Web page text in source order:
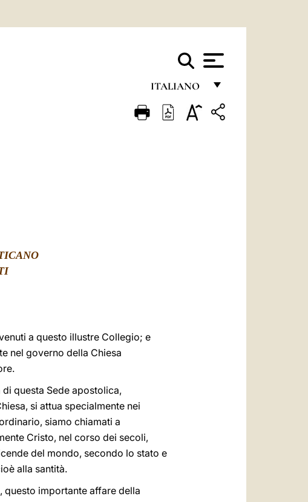
ITALIANO
FRANÇAIS
a questo illustre Collegio; e
nel governo della Chiesa
questa Sede apostolica,
si attua specialmente nei
siamo chiamati a
Cristo, nel corso dei secoli,
del mondo, secondo lo stato e
alla santità.
importante affare della